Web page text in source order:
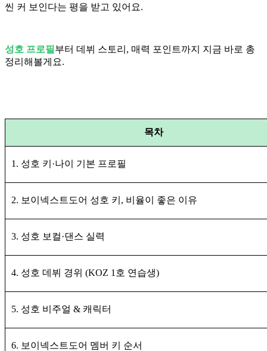
씬 커 보인다는 평을 받고 있어요.
성호 프로필 부터 데뷔 스토리, 매력 포인트까지 지금 바로 총
정리해볼게요.
목차
1. 성호 키·나이 기본 프로필
2. 보이넥스트도어 성호 키, 비율이 좋은 이유
3. 성호 보컬·댄스 실력
4. 성호 데뷔 경위 (KOZ 1호 연습생)
5. 성호 비주얼 & 캐릭터
6. 보이넥스트도어 멤버 키 순서